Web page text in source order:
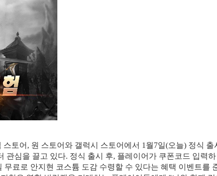
스토어, 원 스토어와 갤럭시 스토어에서 1월7일(오늘) 정식 출
심을 끌고 있다. 정식 출시 후, 플레이어가 쿠폰코드 입력
료로 안지현 코스튬 도감 수령할 수 있다는 혜택 이벤트를